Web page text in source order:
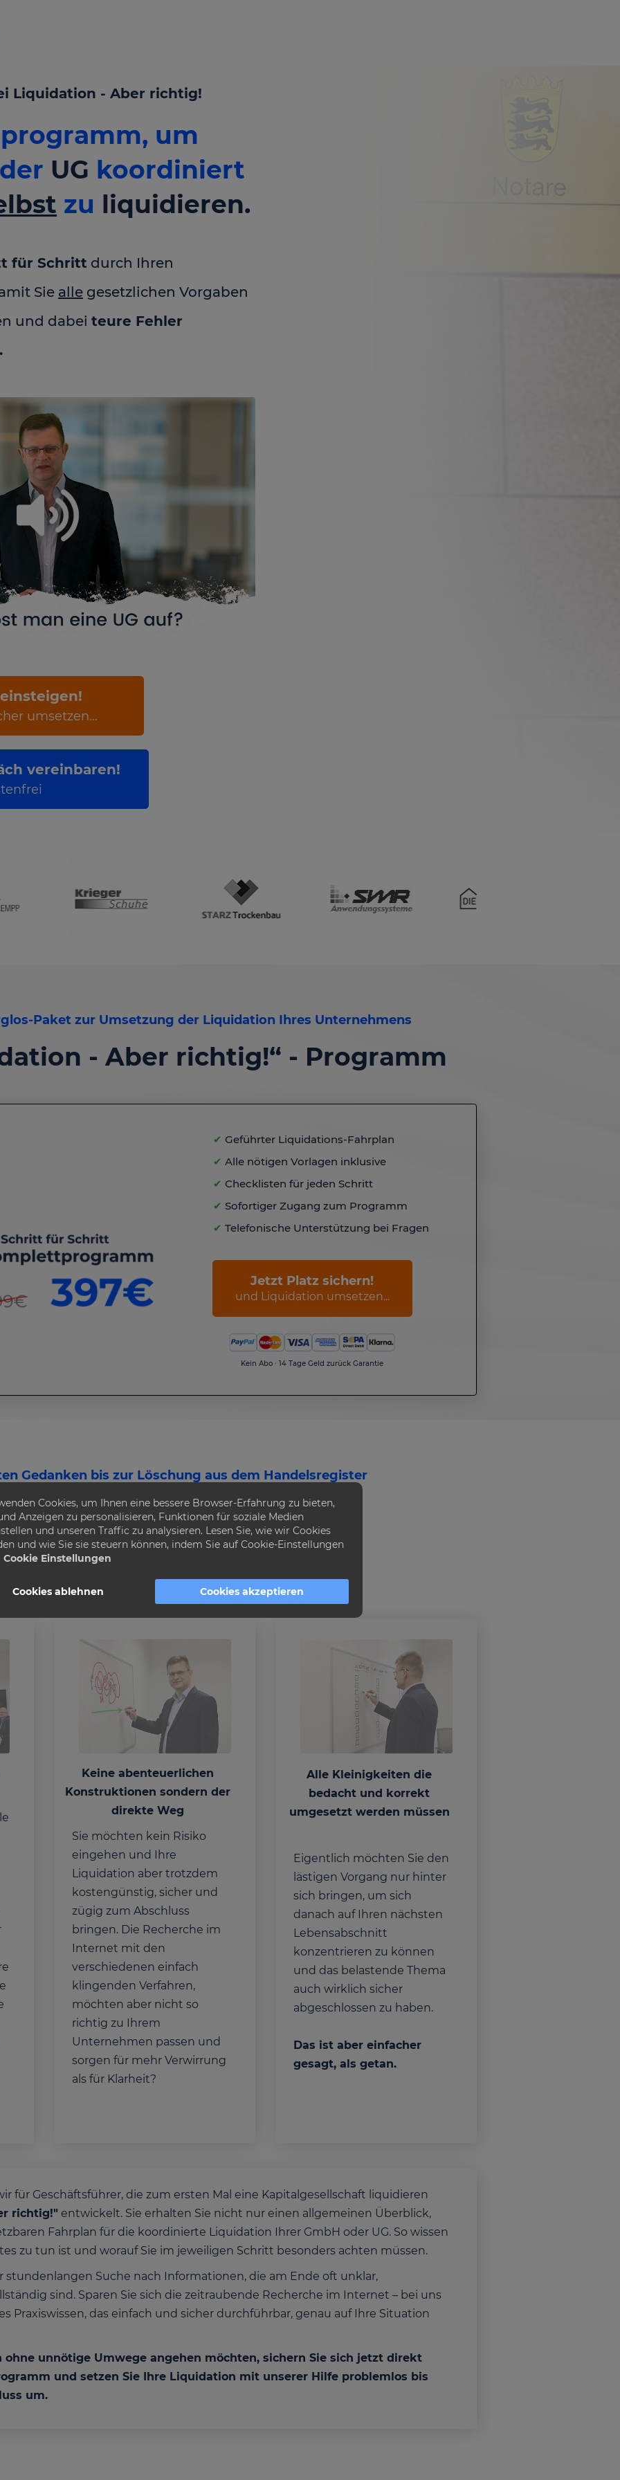
Liquidation - Aber richtig!
um
UG koordiniert
zu liquidieren.
für Schritt durch Ihren
Sie alle gesetzlichen Vorgaben
und dabei teure Fehler
umsetzen...
vereinbaren!
Paket zur Umsetzung der Liquidation Ihres Unternehmens
- Aber richtig!“ - Programm
✔ Geführter Liquidations-Fahrplan
✔ Alle nötigen Vorlagen inklusive
✔ Checklisten für jeden Schritt
✔ Sofortiger Zugang zum Programm
✔ Telefonische Unterstützung bei Fragen
Jetzt Platz sichern!
und Liquidation umsetzen...
Kein Abo · 14 Tage Geld zurück Garantie
Gedanken bis zur Löschung aus dem Handelsregister
für Schritt durch den
Liquidationzeitraum
Keine abenteuerlichen
Konstruktionen sondern der
direkte Weg
Sie möchten kein Risiko
eingehen und Ihre
Liquidation aber trotzdem
kostengünstig, sicher und
zügig zum Abschluss
bringen. Die Recherche im
Internet mit den
verschiedenen einfach
klingenden Verfahren,
möchten aber nicht so
richtig zu Ihrem
Unternehmen passen und
sorgen für mehr Verwirrung
als für Klarheit?
Alle Kleinigkeiten die
bedacht und korrekt
umgesetzt werden müssen
Eigentlich möchten Sie den
lästigen Vorgang nur hinter
sich bringen, um sich
danach auf Ihren nächsten
Lebensabschnitt
konzentrieren zu können
und das belastende Thema
auch wirklich sicher
abgeschlossen zu haben.
Das ist aber einfacher
gesagt, als getan.
für Geschäftsführer, die zum ersten Mal eine Kapitalgesellschaft liquidieren
richtig!" entwickelt. Sie erhalten Sie nicht nur einen allgemeinen Überblick,
Fahrplan für die koordinierte Liquidation Ihrer GmbH oder UG. So wissen
zu tun ist und worauf Sie im jeweiligen Schritt besonders achten müssen.
stundenlangen Suche nach Informationen, die am Ende oft unklar,
sind. Sparen Sie sich die zeitraubende Recherche im Internet – bei uns
Praxiswissen, das einfach und sicher durchführbar, genau auf Ihre Situation
ohne unnötige Umwege angehen möchten, sichern Sie sich jetzt direkt
und setzen Sie Ihre Liquidation mit unserer Hilfe problemlos bis
um.
Cookies, um Ihnen eine bessere Browser-Erfahrung zu bieten,
Anzeigen zu personalisieren, Funktionen für soziale Medien
und unseren Traffic zu analysieren. Lesen Sie, wie wir Cookies
und wie Sie sie steuern können, indem Sie auf Cookie-Einstellungen
Cookie Einstellungen
Cookies ablehnen Cookies akzeptieren